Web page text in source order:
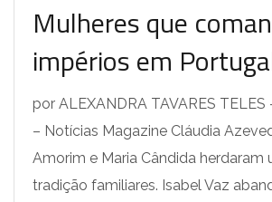
Mulheres que
impérios em
por ALEXANDRA TAVARES
– Notícias Magazine Cláudia
Amorim e Maria Cândida herdaram
tradição familiares. Isabel Vaz